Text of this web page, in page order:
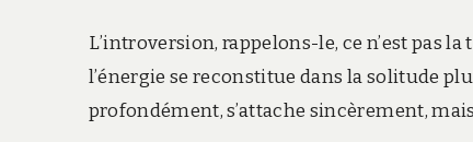
L’introversion, rappelons-le, ce n’est pas
l’énergie se reconstitue dans la solitude
profondément, s’attache sincèrement,